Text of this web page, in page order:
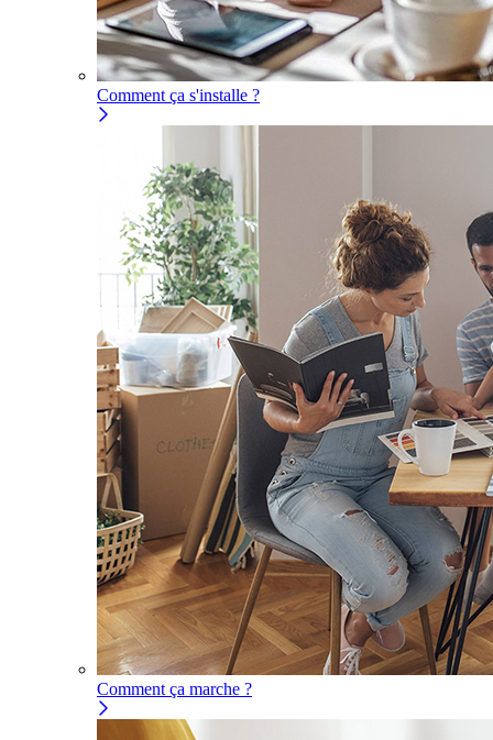
Comment ça s'installe ?
Comment ça marche ?